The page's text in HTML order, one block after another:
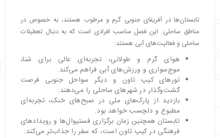
تابستان‌ها در آفریقای جنوبی گرم و مرطوب هستند، به خصوص در
مناطق ساحلی. این فصل مناسب افرادی است که به دنبال تعطیلات
ساحلی و فعالیت‌های آبی هستند:
هوای گرم و طولانی، تجربه‌ای عالی برای شنا،
موج‌سواری و ورزش‌های آبی فراهم می‌کند.
تورهای کیپ تاون و دیگر سواحل جنوبی فرصت
گشت‌وگذار در شهرهای ساحلی را می‌دهند.
بازدید از پارک‌های ملی در صبح‌های خنک، تجربه‌ای
مطبوع و دلچسب خواهد بود.
تابستان همچنین زمان برگزاری فستیوال‌ها و رویدادهای
فرهنگی در کیپ تاون است، که سفر را جذاب‌تر می‌کند.